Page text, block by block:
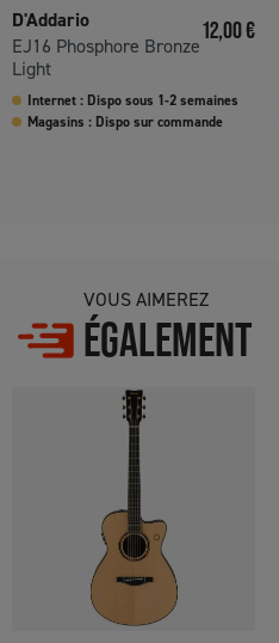
D'Addario
EJ16 Phosphore Bronze
Light
Prix
12,00 €
Internet : Dispo sous 1-2 semaines
Magasins : Dispo sur commande
VOUS AIMEREZ
ÉGALEMENT